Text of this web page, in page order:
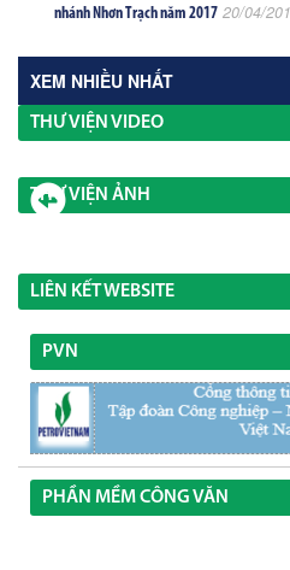
nhánh Nhơn Trạch năm 2017 20/04/
XEM NHIỀU NHẤT
THƯ VIỆN VIDEO
THƯ VIỆN ẢNH
LIÊN KẾT WEBSITE
PVN
PHẦN MỀM CÔNG VĂN